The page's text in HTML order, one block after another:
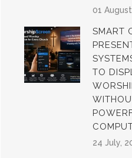
01
SMART
TO
24 July,